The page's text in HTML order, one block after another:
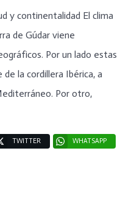
y continentalidad El clima
de Gúdar viene
Por un lado estas
la cordillera Ibérica, a
Por otro,
TWITTER WHATSAPP